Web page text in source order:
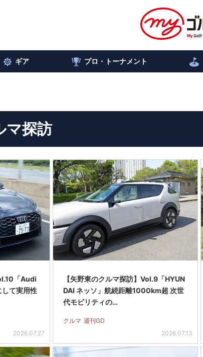
ギア プロ・トーナメント
マ探訪
「Audi
て実用性
2026.07.27
【矢野東のクルマ探訪】Vol.9「HYUN
DAI ネッソ」航続距離1000km超 次世
代モビリティの…
クルマ 週刊GD
2026.07.13